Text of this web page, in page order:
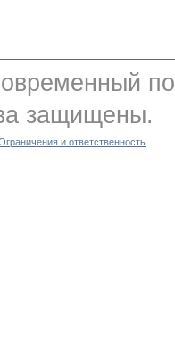
защищены.
и ответственность